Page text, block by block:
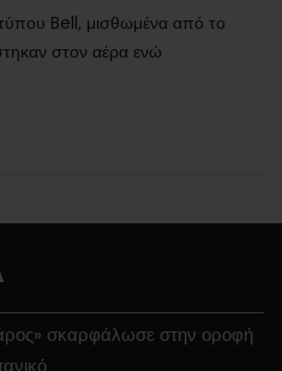
Bell, μισθωμένα από το
στον αέρα ενώ
σκαρφάλωσε στην οροφή